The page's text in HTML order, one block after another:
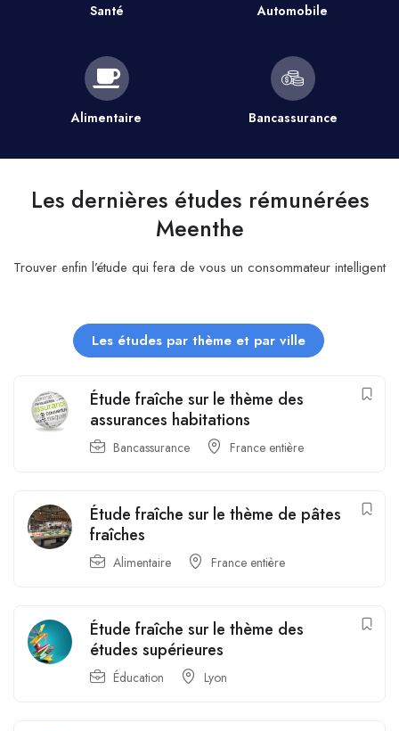
Santé
Alimentaire
Automobile
Bancassurance
Les dernières études rémunérées
Meenthe
Trouver enfin l’étude qui fera de vous un consommateur intelligent
Les études par thème et par ville
Étude fraîche sur le thème des
assurances habitations
Bancassurance France entière
Étude fraîche sur le thème de pâtes
fraîches
Alimentaire France entière
Étude fraîche sur le thème des
études supérieures
Éducation Lyon